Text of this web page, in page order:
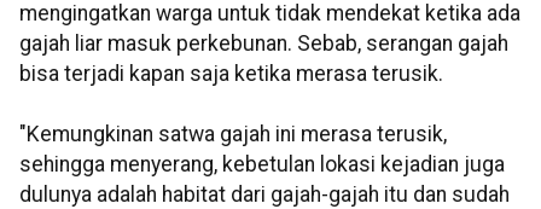
mengingatkan warga untuk tidak mendekat ketika ada
gajah liar masuk perkebunan. Sebab, serangan gajah
bisa terjadi kapan saja ketika merasa terusik.
"Kemungkinan satwa gajah ini merasa terusik,
sehingga menyerang, kebetulan lokasi kejadian juga
dulunya adalah habitat dari gajah-gajah itu dan sudah